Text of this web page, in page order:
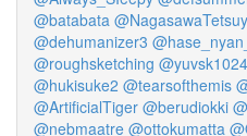
@batabata
@dehumanizer3
@roughsketching @yuvsk1024
@hukisuke2 @tearsofthemis
@ArtificialTiger @berudiokki
@nebmaatre @ottokumatta